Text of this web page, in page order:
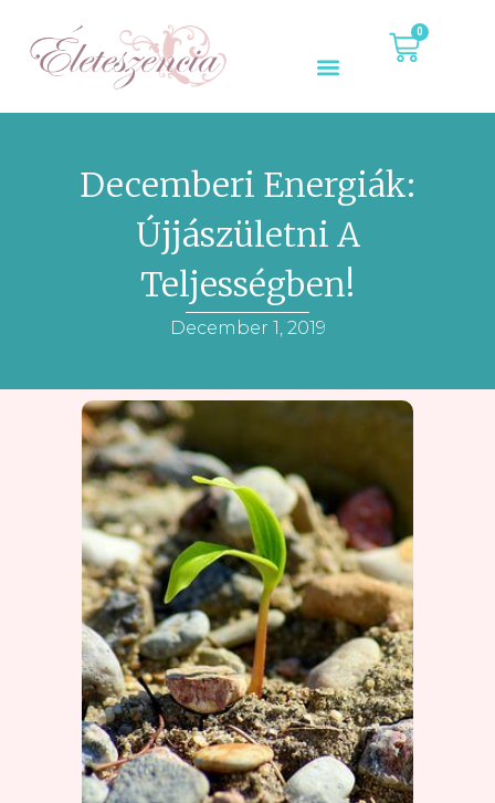
0
Decemberi Energiák:
Újjászületni A
Teljességben!
December 1, 2019